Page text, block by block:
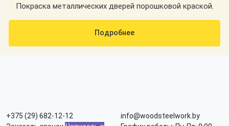
Покраска металлических дверей порошковой краской.
Подробнее
+375 (29) 682-12-12
info@woodsteelwork.by